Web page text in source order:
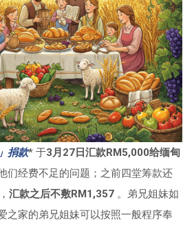
捐款* 于3月27日汇款RM5,000给缅甸
们经费不足的问题；之前四堂筹款还
汇款之后不敷RM1,357 。弟兄姐妹如
之家的弟兄姐妹可以按照一般程序奉